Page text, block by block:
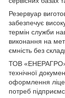
Резервуар
забезпечує
термін служби
виконання на
ємність без
ТОВ «ЕНЕРАГРО»
технічної
оформлення
потреб